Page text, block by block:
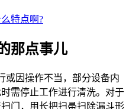
特点啊?
那点事儿
或因操作不当，部分设备内
需停止工作进行清洗。对于
门，用长把扫帚扫除漏斗形